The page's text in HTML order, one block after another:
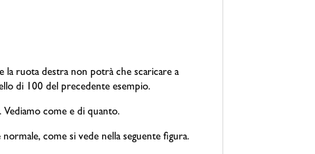
la ruota destra non potrà che scaricare a
di 100 del precedente esempio.
Vediamo come e di quanto.
come si vede nella seguente figura.